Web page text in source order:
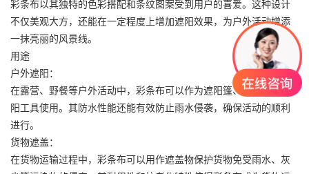
彩条布以其独特的色彩搭配和条纹图案受到用户的喜爱。这种设计
不仅美观大方，还能在一定程度上增加遮阳效果，为户外活动增添
一抹亮丽的风景线。
用途
户外遮阳：
在露营、野餐等户外活动中， 彩条布可以作为遮阳篷、遮阳伞等遮
阳工具使用。其防水性能还能有效防止雨水侵袭，确保活动的顺利
进行。
货物遮盖：
在货物运输过程中，彩条布可以用作遮盖物保护货物免受雨水、灰